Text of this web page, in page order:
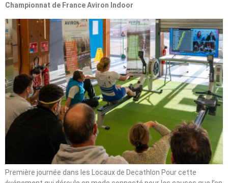
Championnat de France Aviron Indoor
Première journée dans les Locaux de Decathlon Pour cette